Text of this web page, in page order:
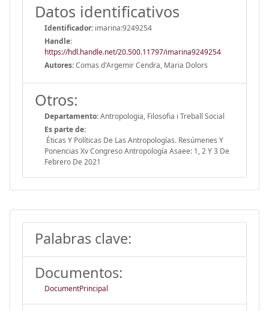
Datos identificativos
Identificador: imarina:9249254
Handle:
https://hdl.handle.net/20.500.11797/imarina9249254
Autores:Comas d'Argemir Cendra, Maria Dolors
Otros:
Departamento:Antropologia, Filosofia i Treball Social
Es parte de:
Éticas Y Políticas De Las Antropologías. Resúmenes Y
Ponencias Xv Congreso Antropología Asaee: 1, 2 Y 3 De
Febrero De 2021
Palabras clave:
Documentos:
DocumentPrincipal